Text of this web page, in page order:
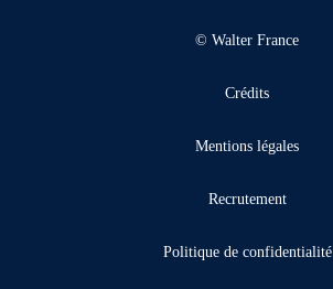
© Walter France
Crédits
Mentions légales
Recrutement
Politique de confidentialité